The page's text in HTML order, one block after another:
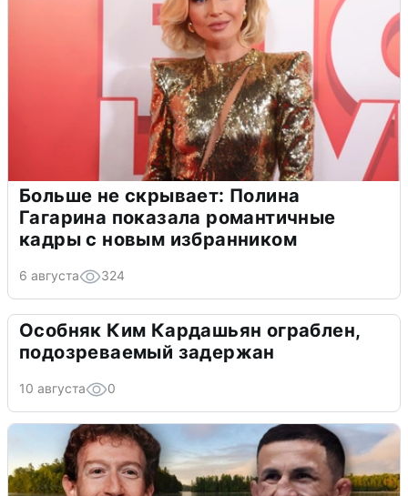
Больше не скрывает: Полина
Гагарина показала романтичные
кадры с новым избранником
6 августа 324
Особняк Ким Кардашьян ограблен,
подозреваемый задержан
10 августа 0